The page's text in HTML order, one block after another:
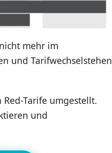
mehr im
und Tarifwechselstehen
Tarife umgestellt.
und